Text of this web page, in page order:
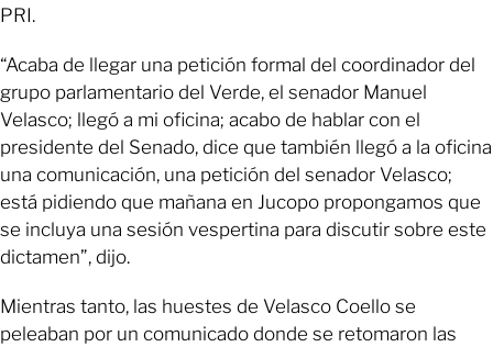
PRI.
“Acaba de llegar una petición formal del coordinador del
grupo parlamentario del Verde, el senador Manuel
Velasco; llegó a mi oficina; acabo de hablar con el
presidente del Senado, dice que también llegó a la oficina
una comunicación, una petición del senador Velasco;
está pidiendo que mañana en Jucopo propongamos que
se incluya una sesión vespertina para discutir sobre este
dictamen”, dijo.
Mientras tanto, las huestes de Velasco Coello se
peleaban por un comunicado donde se retomaron las